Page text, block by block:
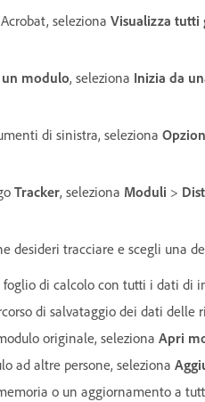
seleziona Visualizza tutti
un modulo, seleziona Inizia da
di sinistra, seleziona
Tracker, seleziona Moduli >
desideri tracciare e scegli una
foglio di calcolo con tutti i dati di
di salvataggio dei dati delle
originale, seleziona Apri
ad altre persone, seleziona
o un aggiornamento a